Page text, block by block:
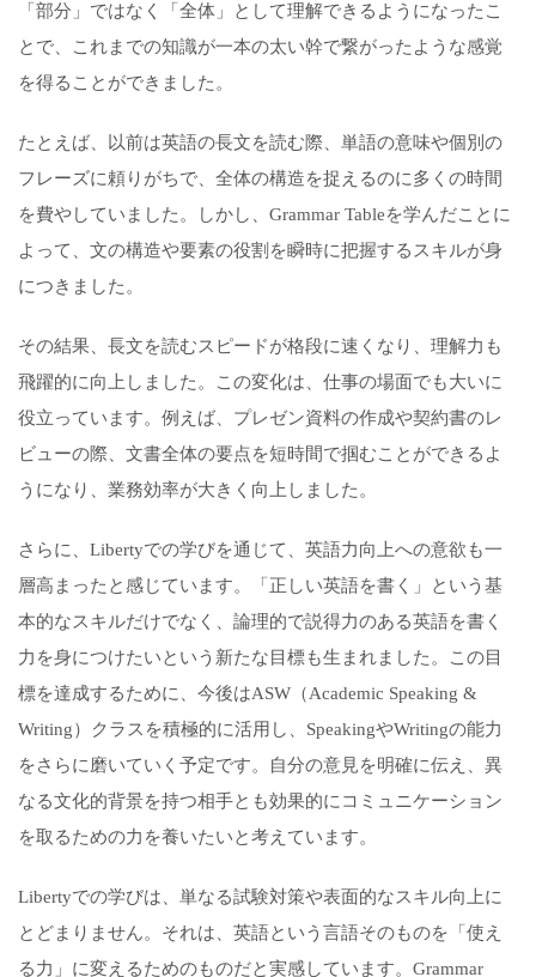
「部分」ではなく「全体」として理解できるようになったこ
とで、これまでの知識が一本の太い幹で繋がったような感覚
を得ることができました。
たとえば、以前は英語の長文を読む際、単語の意味や個別の
フレーズに頼りがちで、全体の構造を捉えるのに多くの時間
を費やしていました。しかし、Grammar Tableを学んだことに
よって、文の構造や要素の役割を瞬時に把握するスキルが身
につきました。
その結果、長文を読むスピードが格段に速くなり、理解力も
飛躍的に向上しました。この変化は、仕事の場面でも大いに
役立っています。例えば、プレゼン資料の作成や契約書のレ
ビューの際、文書全体の要点を短時間で掴むことができるよ
うになり、業務効率が大きく向上しました。
さらに、Libertyでの学びを通じて、英語力向上への意欲も一
層高まったと感じています。「正しい英語を書く」という基
本的なスキルだけでなく、論理的で説得力のある英語を書く
力を身につけたいという新たな目標も生まれました。この目
標を達成するために、今後はASW（Academic Speaking &
Writing）クラスを積極的に活用し、SpeakingやWritingの能力
をさらに磨いていく予定です。自分の意見を明確に伝え、異
なる文化的背景を持つ相手とも効果的にコミュニケーション
を取るための力を養いたいと考えています。
Libertyでの学びは、単なる試験対策や表面的なスキル向上に
とどまりません。それは、英語という言語そのものを「使え
る力」に変えるためのものだと実感しています。Grammar